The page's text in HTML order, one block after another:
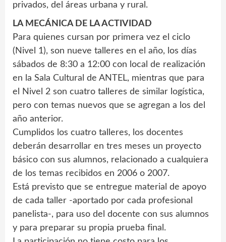
privados, del áreas urbana y rural.
LA MECÁNICA DE LA ACTIVIDAD
Para quienes cursan por primera vez el ciclo
(Nivel 1), son nueve talleres en el año, los días
sábados de 8:30 a 12:00 con local de realización
en la Sala Cultural de ANTEL, mientras que para
el Nivel 2 son cuatro talleres de similar logística,
pero con temas nuevos que se agregan a los del
año anterior.
Cumplidos los cuatro talleres, los docentes
deberán desarrollar en tres meses un proyecto
básico con sus alumnos, relacionado a cualquiera
de los temas recibidos en 2006 o 2007.
Está previsto que se entregue material de apoyo
de cada taller -aportado por cada profesional
panelista-, para uso del docente con sus alumnos
y para preparar su propia prueba final.